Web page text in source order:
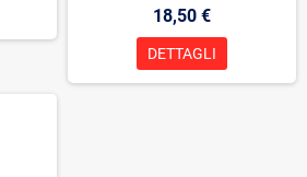
18,50 €
DETTAGLI